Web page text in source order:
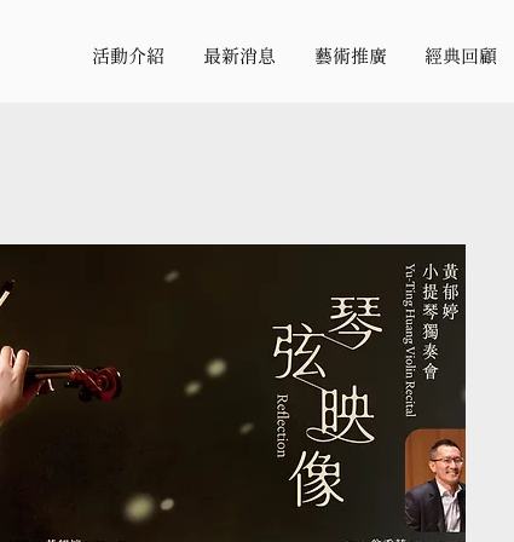
活動介紹 最新消息 藝術推廣 經典回顧